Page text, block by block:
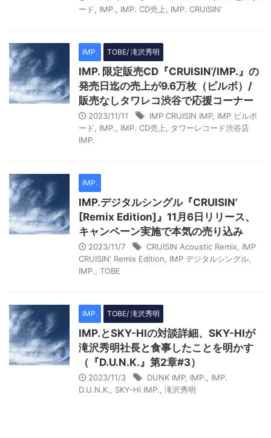
ード
IMP. IMP. CD売上 IMP. CRUISIN'
IMP. TOBE/ 滝沢秀明
IMP. 限定販売CD『CRUISIN’/IMP.』の
発売日迄の売上が9.6万枚（ビルボ）/
販売なしタワレコ渋谷で応援コーナー
2023/11/11 IMP CRUISIN IMP, IMP ビルボ
ード
IMP. IMP. CD売上
タワーレコード渋谷店
IMP.
IMP.
IMP.デジタルシングル『CRUISIN’
[Remix Edition]』11月6日リリース、
キャンペーン実施で本気の売り込み
2023/11/7 CRUISIN Acoustic Remix
IMP
CRUISIN' Remix Edition
IMP デジタルシングル
IMP. TOBE
IMP. TOBE/ 滝沢秀明
IMP.とSKY-HIの対談詳細、SKY-HIが
滝沢秀明社長と食事したことを明かす
（『D.U.N.K.』第2章#3）
2023/11/3 DUNK IMP, IMP.
IMP.
D.U.N.K.
SKY-HI IMP. 滝沢秀明